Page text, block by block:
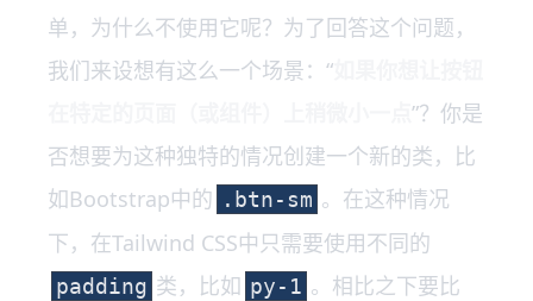
单，为什么不使用它呢？为了回答这个问题，
我们来设想有这么一个场景：“
”？你是
否想要为这种独特的情况创建一个新的类，比
如Bootstrap中的 .btn-sm 。在这种情况
下，在Tailwind CSS中只需要使用不同的
padding 类，比如 py-1 。相比之下要比